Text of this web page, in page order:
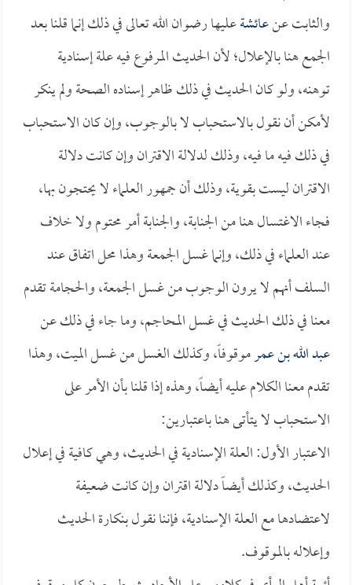
والثابت عنعائشةعليها رضوان الله تعالى في ذلك إنما قلنا بعد
الجمع هنا بالإعلال؛ لأن الحديث المرفوع فيه علة إسنادية
توهنه، ولو كان الحديث في ذلك ظاهر إسناده الصحة ولم ينكر
لأمكن أن نقول بالاستحباب لا بالوجوب، وإن كان الاستحباب
في ذلك فيه ما فيه، وذلك لدلالة الاقتران وإن كانت دلالة
الاقتران ليست بقوية، وذلك أن جمهور العلماء لا يحتجون بها،
فجاء الاغتسال هنا من الجنابة، والجنابة أمر محتوم ولا خلاف
عند العلماء في ذلك، وإنما غسل الجمعة وهذا محل اتفاق عند
السلف أنهم لا يرون الوجوب من غسل الجمعة، والحجامة تقدم
معنا في ذلك الحديث في غسل المحاجم، وما جاء في ذلك عن
عبد الله بن عمرموقوفاً، وكذلك الغسل من غسل الميت، وهذا
تقدم معنا الكلام عليه أيضاً، وهذه إذا قلنا بأن الأمر على
الاستحباب لا يتأتى هنا باعتبارين:
الاعتبار الأول: العلة الإسنادية في الحديث، وهي كافية في إعلال
الحديث، وكذلك أيضاً دلالة اقتران وإن كانت ضعيفة
لاعتضادها مع العلة الإسنادية، فإننا نقول بنكارة الحديث
وإعلاله بالموقوف.